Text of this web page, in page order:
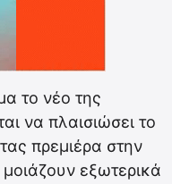
το νέο της
να πλαισιώσει το
πρεμιέρα στην
εξωτερικά